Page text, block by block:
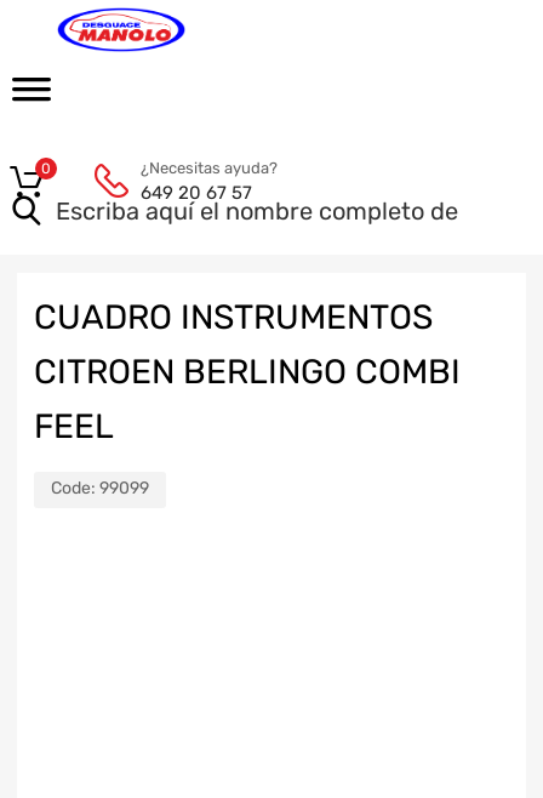
¿Necesitas ayuda?
649 20 67 57
0
CUADRO INSTRUMENTOS
CITROEN BERLINGO COMBI
FEEL
Code: 99099